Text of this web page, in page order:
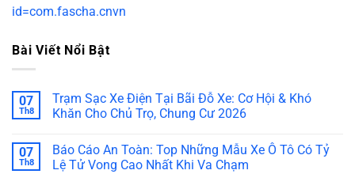
id=com.fascha.cnvn
Bài Viết Nổi Bật
07
Th8
Trạm Sạc Xe Điện Tại Bãi Đỗ Xe: Cơ Hội & Khó
Khăn Cho Chủ Trọ, Chung Cư 2026
07
Th8
Báo Cáo An Toàn: Top Những Mẫu Xe Ô Tô Có Tỷ
Lệ Tử Vong Cao Nhất Khi Va Chạm